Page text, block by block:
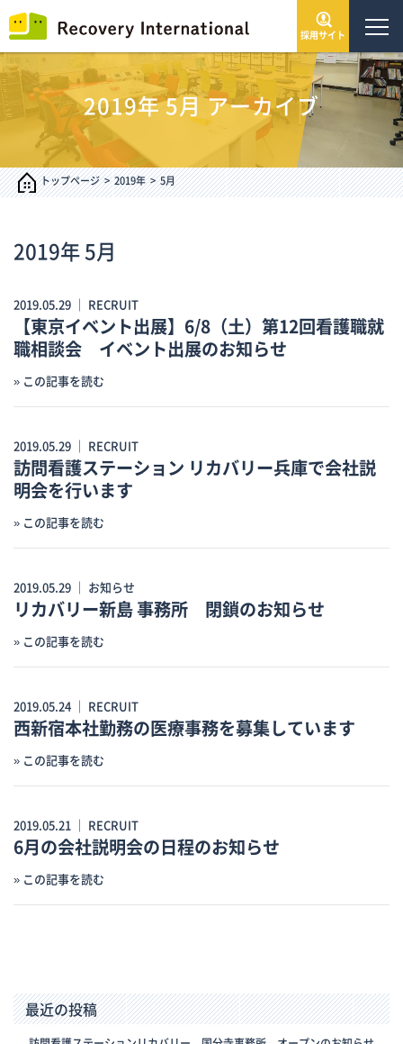
トップページ
会社情報
サービス・事業
採用情報
お問い合わせ
採用サイト
2019年5月アーカイブ
トップページ 2019年 5月
2019年5月
2019.05.29 ｜ RECRUIT
【東京イベント出展】6/8（土）第12回看護職就
職相談会 イベント出展のお知らせ
» この記事を読む
2019.05.29 ｜ RECRUIT
訪問看護ステーション リカバリー兵庫で会社説
明会を行います
» この記事を読む
2019.05.29 ｜ お知らせ
リカバリー新島 事務所 閉鎖のお知らせ
» この記事を読む
2019.05.24 ｜ RECRUIT
西新宿本社勤務の医療事務を募集しています
» この記事を読む
2019.05.21 ｜ RECRUIT
6月の会社説明会の日程のお知らせ
» この記事を読む
最近の投稿